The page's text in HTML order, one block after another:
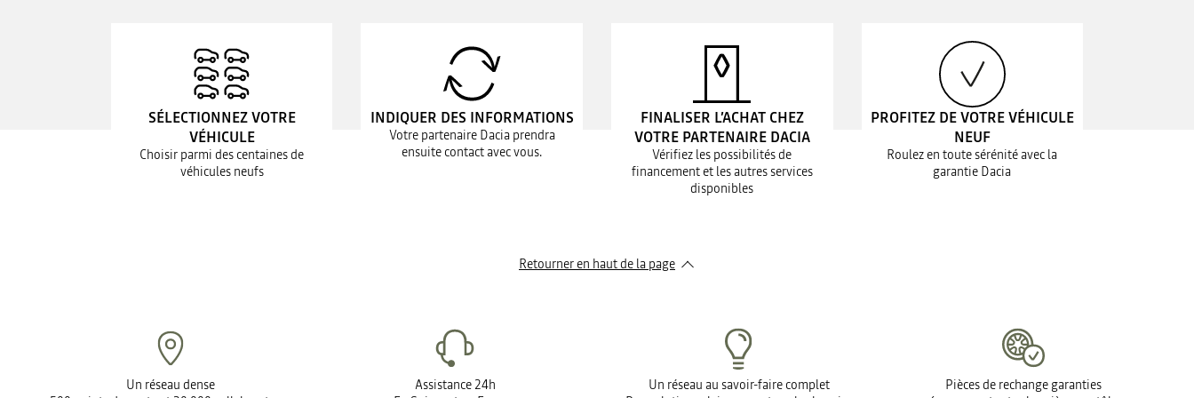
SÉLECTIONNEZ VOTRE
VÉHICULE
Choisir parmi des centaines de
véhicules neufs
INDIQUER DES INFORMATIONS
Votre partenaire Dacia prendra
ensuite contact avec vous.
FINALISER L’ACHAT CHEZ
VOTRE PARTENAIRE DACIA
Vérifiez les possibilités de
financement et les autres services
disponibles
PROFITEZ DE VOTRE VÉHICULE
NEUF
Roulez en toute sérénité avec la
garantie Dacia
Retourner en haut de la page
Un réseau dense
Assistance 24h
Un réseau au savoir-faire complet
Pièces de rechange garanties